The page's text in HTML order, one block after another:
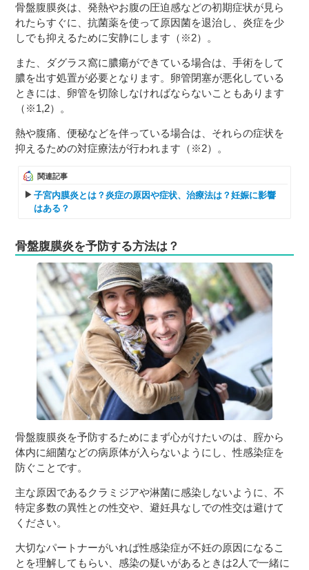
骨盤腹膜炎は、発熱やお腹の圧迫感などの初期症状が見ら
れたらすぐに、抗菌薬を使って原因菌を退治し、炎症を少
しでも抑えるために安静にします（※2）。
また、ダグラス窩に膿瘍ができている場合は、手術をして
膿を出す処置が必要となります。卵管閉塞が悪化している
ときには、卵管を切除しなければならないこともあります
（※1,2）。
熱や腹痛、便秘などを伴っている場合は、それらの症状を
抑えるための対症療法が行われます（※2）。
関連記事
子宮内膜炎とは？炎症の原因や症状、治療法は？妊娠に影響
はある？
骨盤腹膜炎を予防する方法は？
骨盤腹膜炎を予防するためにまず心がけたいのは、腟から
体内に細菌などの病原体が入らないようにし、性感染症を
防ぐことです。
主な原因であるクラミジアや淋菌に感染しないように、不
特定多数の異性との性交や、避妊具なしでの性交は避けて
ください。
大切なパートナーがいれば性感染症が不妊の原因になるこ
とを理解してもらい、感染の疑いがあるときは2人で一緒に